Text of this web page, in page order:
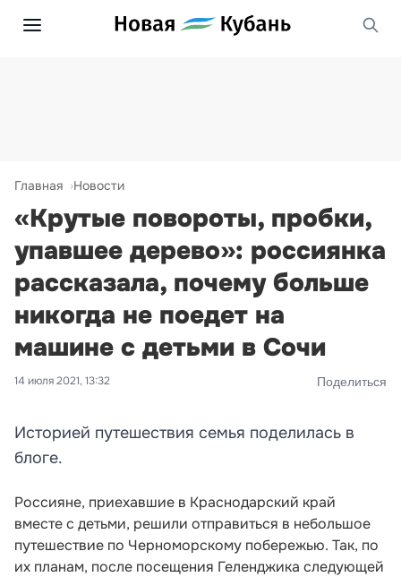
Главная Новости
«Крутые повороты, пробки,
упавшее дерево»: россиянка
рассказала, почему больше
никогда не поедет на
машине с детьми в Сочи
14 июля 2021, 13:32 Поделиться
Историей путешествия семья поделилась в
блоге.
Россияне, приехавшие в Краснодарский край
вместе с детьми, решили отправиться в небольшое
путешествие по Черноморскому побережью. Так, по
их планам, после посещения Геленджика следующей